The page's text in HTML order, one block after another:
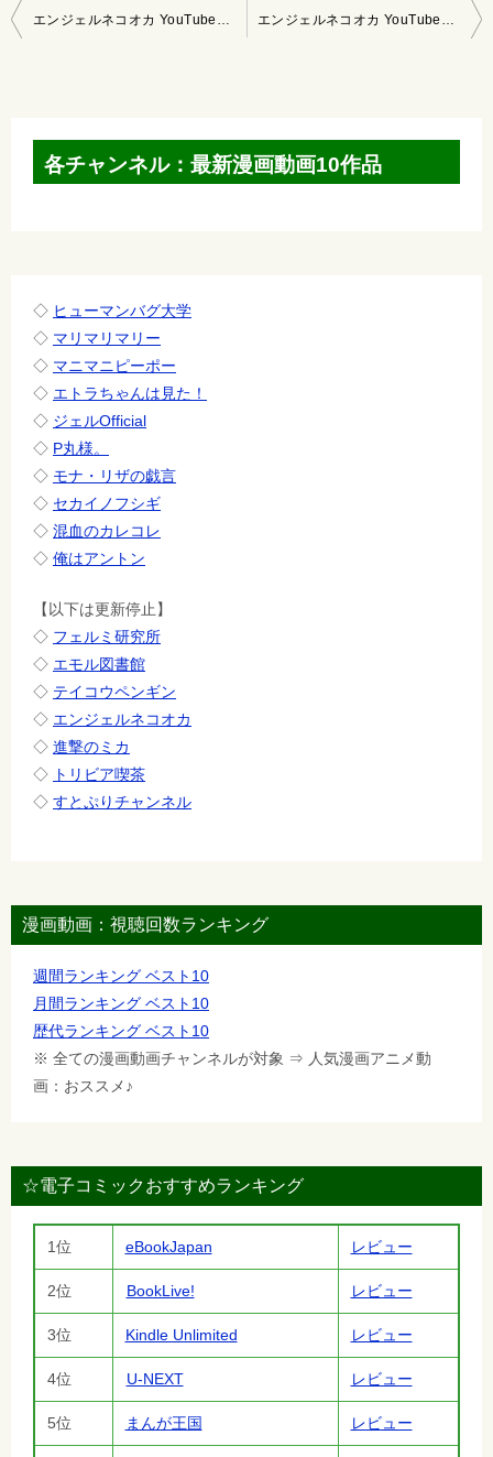
投
エンジェルネコオカ YouTubeマンガ 2021/12/12～12/18 エンジェルネコオカ YouTubeマンガ 2021/12/26～2022/1/1
各チャンネル：最新漫画動画10作品
◇ ヒューマンバグ大学
◇ マリマリマリー
◇ マニマニピーポー
◇ エトラちゃんは見た！
◇ ジェルOfficial
◇ P丸様。
◇ モナ・リザの戯言
◇ セカイノフシギ
◇ 混血のカレコレ
◇ 俺はアントン
【以下は更新停止】
◇ フェルミ研究所
◇ エモル図書館
◇ テイコウペンギン
◇ エンジェルネコオカ
◇ 進撃のミカ
◇ トリビア喫茶
◇ すとぷりチャンネル
漫画動画：視聴回数ランキング
週間ランキング ベスト10
月間ランキング ベスト10
歴代ランキング ベスト10
※ 全ての漫画動画チャンネルが対象 ⇒ 人気漫画アニメ動
画：おススメ♪
☆電子コミックおすすめランキング
1位 eBookJapan レビュー
2位 BookLive! レビュー
3位 Kindle Unlimited レビュー
4位 U-NEXT レビュー
5位 まんが王国 レビュー